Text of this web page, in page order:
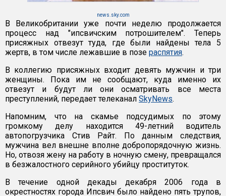
news.sky.com
В Великобритании уже почти неделю продолжается
процесс над "ипсвичским потрошителем". Теперь
присяжных отвезут туда, где были найдены тела 5
жертв, в том числе лежавшие в позе распятия.
В коллегию присяжных входит девять мужчин и три
женщины. Пока им не сообщают, куда именно их
отвезут и будут ли они осматривать все места
преступлений, передает телеканал SkyNews.
Напомним, что на скамье подсудимых по этому
громкому делу находится 49-летний водитель
автопогрузчика Стив Райт. По данным следствия,
мужчина вел внешне вполне добропорядочную жизнь.
Но, отвозя жену на работу в ночную смену, превращался
в безжалостного серийного убийцу проституток.
В течение одной декады декабря 2006 года в
окрестностях города Ипсвич было найдено пять трупов,